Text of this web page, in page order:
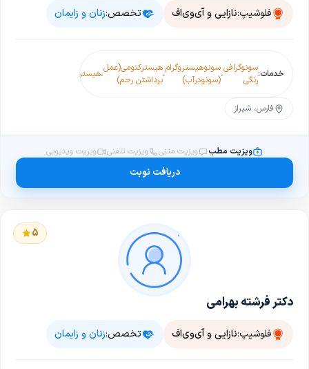
فلوشیپ:نازایی و آی‌وی‌اف تخصص:زنان و زایمان
خدمات:سونوگرافی
رنگی
،سونوهیستروگرام
(سونودرآب)
،هیسترکتومی(عمل
برداشتن رحم)
،هیستروسکوپی
فارس، شیراز
ویزیت مطب ویزیت متنی ویزیت تلفنی ویزیت ویدیویی
دریافت نوبت
5
دکتر فرشته بهرامی
فلوشیپ:نازایی و آی‌وی‌اف تخصص:زنان و زایمان